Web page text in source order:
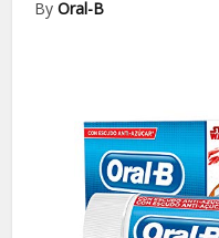
ByOral-B